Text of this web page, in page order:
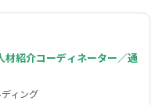
材紹介コーディネーター／通
ィング